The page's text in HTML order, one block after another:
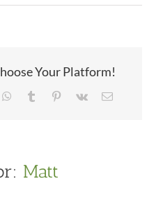
Chalet
Your Platform!
WhatsApp
Tumblr Pinterest
Vk Email
Matt